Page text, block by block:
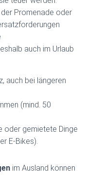
Promenade oder
auch im Urlaub
auch bei längeren
(mind. 50
oder gemietete Dinge
E-Bikes).
im Ausland können